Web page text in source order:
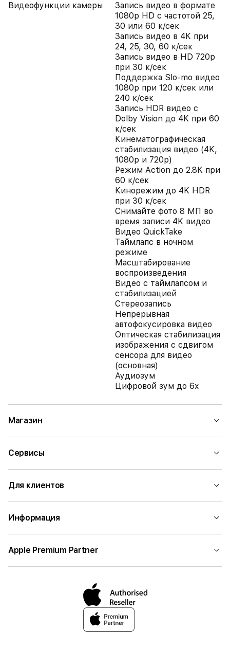
Видеофункции камеры
Запись видео в формате
1080p HD с частотой 25,
30 или 60 к/сек
Запись видео в 4K при
24, 25, 30, 60 к/сек
Запись видео в HD 720p
при 30 к/сек
Поддержка Slo-mo видео
1080p при 120 к/сек или
240 к/сек
Запись HDR видео с
Dolby Vision до 4K при 60
к/сек
Кинематографическая
стабилизация видео (4K,
1080p и 720p)
Режим Action до 2.8K при
60 к/сек
Кинорежим до 4K HDR
при 30 к/сек
Снимайте фото 8 МП во
время записи 4K видео
Видео QuickTake
Таймлапс в ночном
режиме
Масштабирование
воспроизведения
Видео с таймлапсом и
стабилизацией
Стереозапись
Непрерывная
автофокусировка видео
Оптическая стабилизация
изображения с сдвигом
сенсора для видео
(основная)
Аудиозум
Цифровой зум до 6x
Магазин
Сервисы
Для клиентов
Информация
Apple Premium Partner